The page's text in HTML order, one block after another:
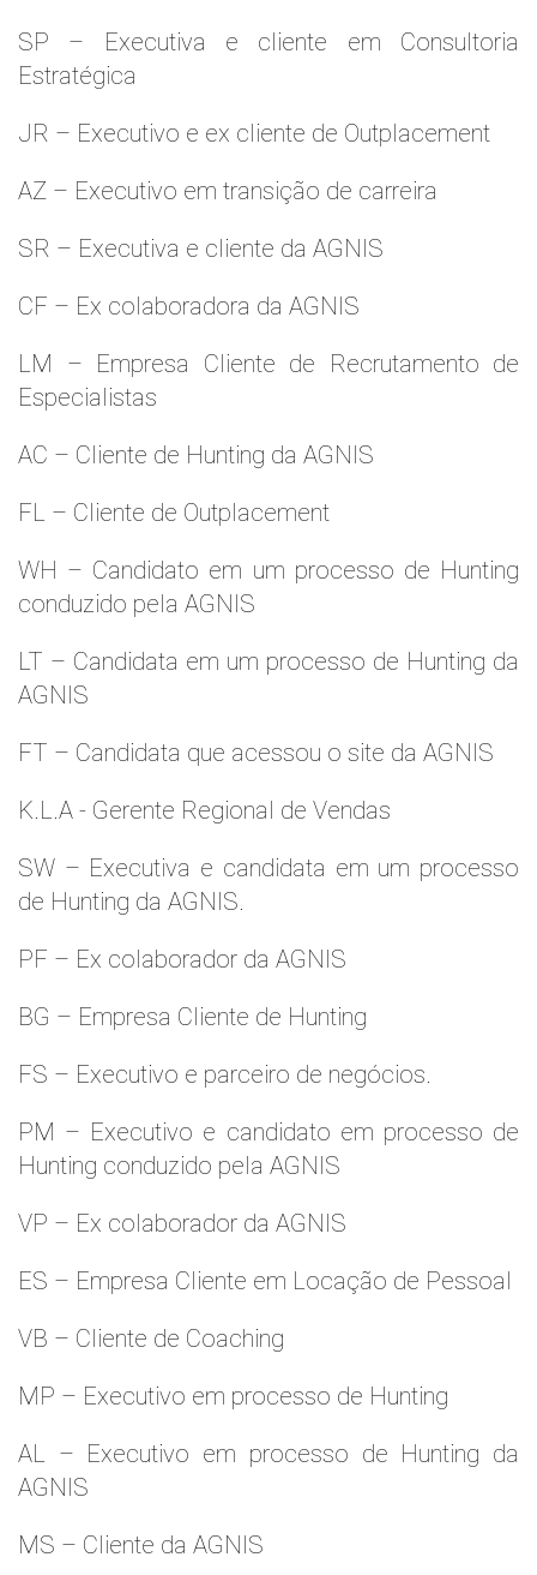
SP – Executiva e cliente em Consultoria
Estratégica
JR – Executivo e ex cliente de Outplacement
AZ – Executivo em transição de carreira
SR – Executiva e cliente da AGNIS
CF – Ex colaboradora da AGNIS
LM – Empresa Cliente de Recrutamento de
Especialistas
AC – Cliente de Hunting da AGNIS
FL – Cliente de Outplacement
WH – Candidato em um processo de Hunting
conduzido pela AGNIS
LT – Candidata em um processo de Hunting da
AGNIS
FT – Candidata que acessou o site da AGNIS
K.L.A - Gerente Regional de Vendas
SW – Executiva e candidata em um processo
de Hunting da AGNIS.
PF – Ex colaborador da AGNIS
BG – Empresa Cliente de Hunting
FS – Executivo e parceiro de negócios.
PM – Executivo e candidato em processo de
Hunting conduzido pela AGNIS
VP – Ex colaborador da AGNIS
ES – Empresa Cliente em Locação de Pessoal
VB – Cliente de Coaching
MP – Executivo em processo de Hunting
AL – Executivo em processo de Hunting da
AGNIS
MS – Cliente da AGNIS